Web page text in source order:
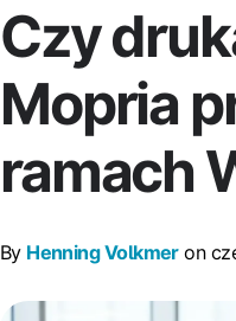
Czy
Mopria
ramach
By Henning Volkmeron